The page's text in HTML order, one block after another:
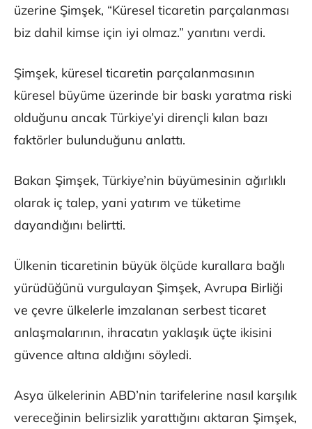
üzerine Şimşek, “Küresel ticaretin parçalanması
biz dahil kimse için iyi olmaz.” yanıtını verdi.
Şimşek, küresel ticaretin parçalanmasının
küresel büyüme üzerinde bir baskı yaratma riski
olduğunu ancak Türkiye’yi dirençli kılan bazı
faktörler bulunduğunu anlattı.
Bakan Şimşek, Türkiye’nin büyümesinin ağırlıklı
olarak iç talep, yani yatırım ve tüketime
dayandığını belirtti.
Ülkenin ticaretinin büyük ölçüde kurallara bağlı
yürüdüğünü vurgulayan Şimşek, Avrupa Birliği
ve çevre ülkelerle imzalanan serbest ticaret
anlaşmalarının, ihracatın yaklaşık üçte ikisini
güvence altına aldığını söyledi.
Asya ülkelerinin ABD’nin tarifelerine nasıl karşılık
vereceğinin belirsizlik yarattığını aktaran Şimşek,